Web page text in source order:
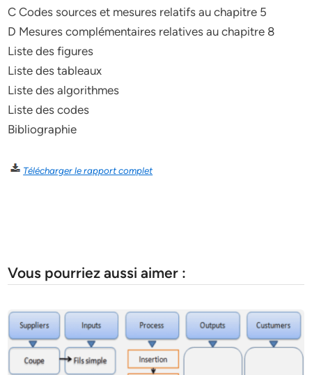
C Codes sources et mesures relatifs au chapitre 5
D Mesures complémentaires relatives au chapitre 8
Liste des figures
Liste des tableaux
Liste des algorithmes
Liste des codes
Bibliographie
Télécharger le rapport complet
Vous pourriez aussi aimer :